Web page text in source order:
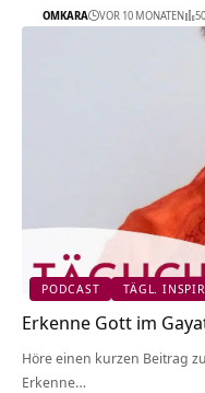
OMKARA VOR 10 MONATEN
PODCAST TÄGL.
Erkenne Gott im
Höre einen kurzen Beitrag
Erkenne…